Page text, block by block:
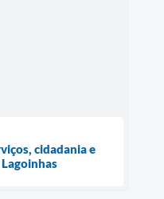
cidadania e